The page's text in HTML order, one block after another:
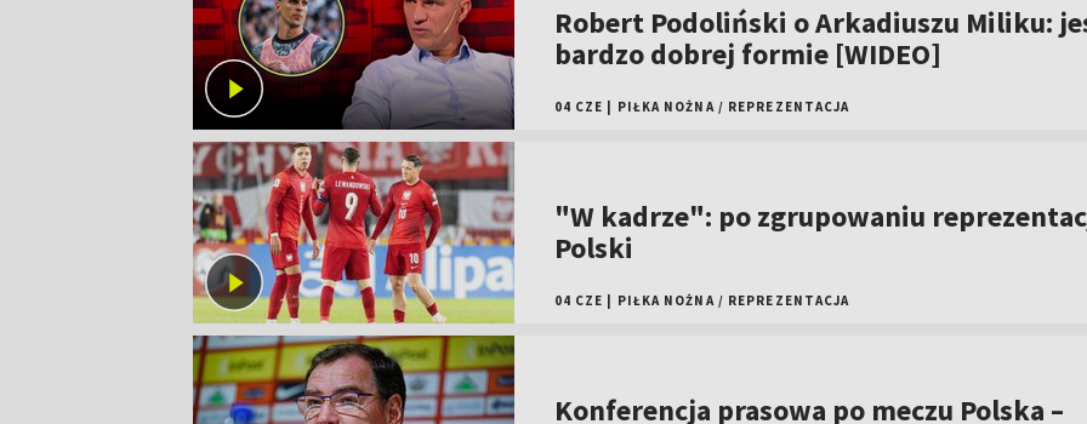
Robert Podoliński o Arkadiuszu Miliku:
bardzo dobrej formie [WIDEO]
04 CZE PIŁKA NOŻNA / REPREZENTACJA
"W kadrze": po zgrupowaniu
Polski
04 CZE PIŁKA NOŻNA / REPREZENTACJA
Konferencja prasowa po meczu Polska –